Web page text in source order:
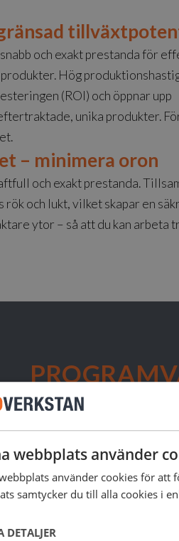
och exakt prestanda för
Hög
(ROI) och öppnar upp
unika produkter.
– minimera oron
och exakt prestanda.
och lukt, vilket skapar en
ytor – så att du kan arbeta
SMARTARE OCH
webbplats använder
använder cookies för att
samtycker du till alla cookies i
DETALJER